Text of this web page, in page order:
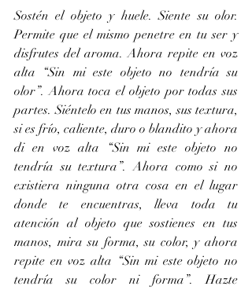
Sostén el objeto y huele. Siente su olor.
Permite que el mismo penetre en tu ser y
disfrutes del aroma. Ahora repite en voz
alta “Sin mi este objeto no tendría su
olor”. Ahora toca el objeto por todas sus
partes. Siéntelo en tus manos, sus textura,
si es frío, caliente, duro o blandito y ahora
di en voz alta “Sin mi este objeto no
tendría su textura”. Ahora como si no
existiera ninguna otra cosa en el lugar
donde te encuentras, lleva toda tu
atención al objeto que sostienes en tus
manos, mira su forma, su color, y ahora
repite en voz alta “Sin mi este objeto no
tendría su color ni forma”. Hazte